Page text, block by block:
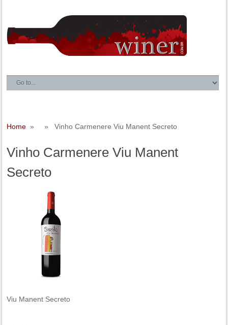
Home » » Vinho Carmenere Viu Manent Secreto
Vinho Carmenere Viu Manent
Secreto
Viu Manent Secreto